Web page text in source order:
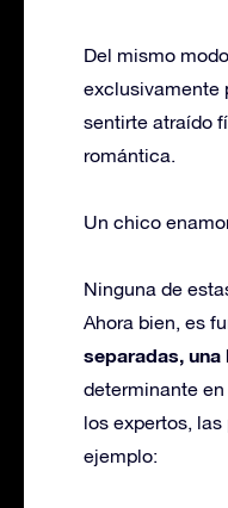
Del mismo
exclusivamente
sentirte atraído
romántica.
Un chico
Ninguna de
Ahora bien, es
separadas, una
determinante
los expertos,
ejemplo: